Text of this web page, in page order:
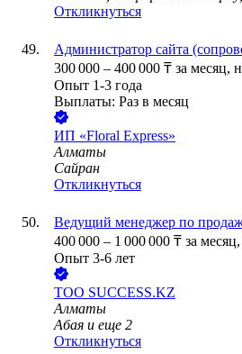
Откликнуться
Администратор сайта
300 000 – 400 000 ₸ за месяц,
Опыт 1-3 года
Выплаты: Раз в месяц
ИП «Floral Express»
Алматы
Сайран
Откликнуться
Ведущий менеджер по
400 000 – 1 000 000 ₸ за месяц,
Опыт 3-6 лет
ТОО SUCCESS.KZ
Алматы
Абая и еще 2
Откликнуться